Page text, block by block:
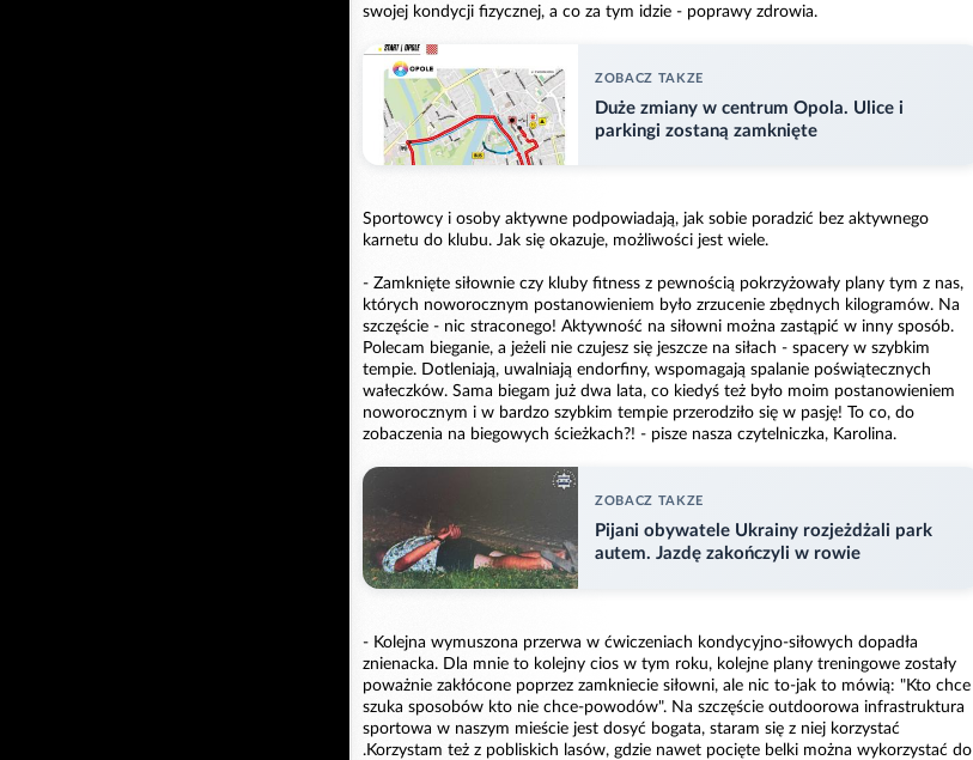
swojej kondycji fizycznej, a co za tym idzie - poprawy zdrowia.
ZOBACZ TAKZE
Duże zmiany w centrum Opola. Ulice i
parkingi zostaną zamknięte
Sportowcy i osoby aktywne podpowiadają, jak sobie poradzić bez aktywnego
karnetu do klubu. Jak się okazuje, możliwości jest wiele.
- Zamknięte siłownie czy kluby fitness z pewnością pokrzyżowały plany tym z nas,
których noworocznym postanowieniem było zrzucenie zbędnych kilogramów. Na
szczęście - nic straconego! Aktywność na siłowni można zastąpić w inny sposób.
Polecam bieganie, a jeżeli nie czujesz się jeszcze na siłach - spacery w szybkim
tempie. Dotleniają, uwalniają endorfiny, wspomagają spalanie poświątecznych
wałeczków. Sama biegam już dwa lata, co kiedyś też było moim postanowieniem
noworocznym i w bardzo szybkim tempie przerodziło się w pasję! To co, do
zobaczenia na biegowych ścieżkach?! - pisze nasza czytelniczka, Karolina.
ZOBACZ TAKZE
Pijani obywatele Ukrainy rozjeżdżali park
autem. Jazdę zakończyli w rowie
- Kolejna wymuszona przerwa w ćwiczeniach kondycyjno-siłowych dopadła
znienacka. Dla mnie to kolejny cios w tym roku, kolejne plany treningowe zostały
poważnie zakłócone poprzez zamkniecie siłowni, ale nic to-jak to mówią: "Kto chce
szuka sposobów kto nie chce-powodów". Na szczęście outdoorowa infrastruktura
sportowa w naszym mieście jest dosyć bogata, staram się z niej korzystać
.Korzystam też z pobliskich lasów, gdzie nawet pocięte belki można wykorzystać do